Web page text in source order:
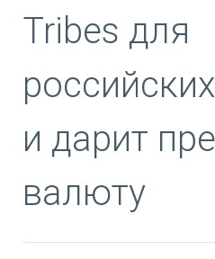
Tribes для
и дарит
валюту